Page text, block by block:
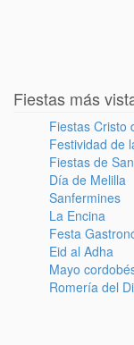
Fiestas más
Fiestas Cristo
Festividad de
Fiestas de
Día de Melilla
Sanfermines
La Encina
Festa
Eid al Adha
Mayo
Romería del